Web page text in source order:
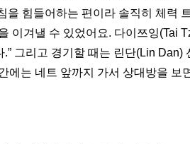
힘들어하는 편이라 솔직히 체력
이겨낼 수 있었어요. 다이쯔잉(Tai
그리고 경기할 때는 린단(Lin Dan)
에는 네트 앞까지 가서 상대방을 보